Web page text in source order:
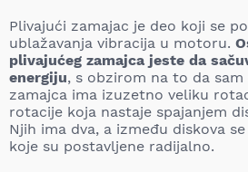
Plivajući zamajac je deo koji se
ublažavanja vibracija u motoru. O
plivajućeg zamajca jeste da
energiju, s obzirom na to da
zamajca ima izuzetno veliku
rotacije koja nastaje spajanjem
Njih ima dva, a između diskova
koje su postavljene radijalno.